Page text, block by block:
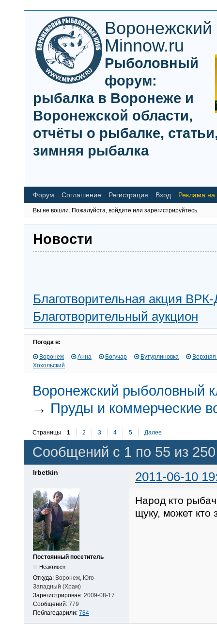
Minnow.ru
Рыболовный
форум:
рыбалка в Воронеже и
Воронежской области,
отчёты о рыбалке,
зимняя рыбалка
Форум Соглашение Регистрация Вход Реклама
Вы не вошли. Пожалуйста, войдите или зарегистрируйтесь.
Новости
Благотворительная акция
Благотворительный аукцион
Погода в:
Воронеж Анна Богучар Бутурлиновка
Хохольский
Воронежский рыболовный
→ Пруды и коммерческие
Страницы 1 2 3 4 5 Далее
Сообщений с 1 по 55 из 250
Irbetkin 2011-06-10
Постоянный посетитель
Неактивен
Откуда: Воронеж, Юго-
Западный (Храм)
Зарегистрирован: 2009-08-17
Сообщений: 779
Поблагодарили: 784
Народ кто
щуку, может кто